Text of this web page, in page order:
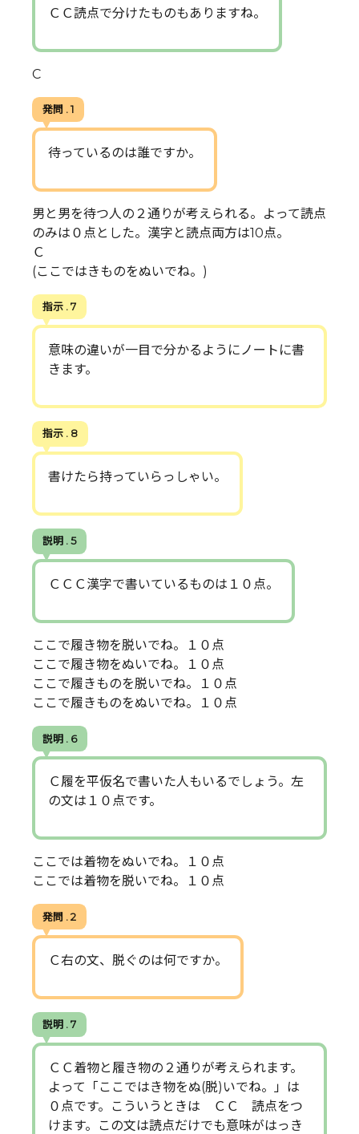
ＣＣ読点で分けたものもありますね。
C
発問 . 1
待っているのは誰ですか。
男と男を待つ人の２通りが考えられる。よって読点
のみは０点とした。漢字と読点両方は10点。
Ｃ
(ここではきものをぬいでね。)
指示 . 7
意味の違いが一目で分かるようにノートに書
きます。
指示 . 8
書けたら持っていらっしゃい。
説明 . 5
ＣＣＣ漢字で書いているものは１０点。
ここで履き物を脱いでね。１０点
ここで履き物をぬいでね。１０点
ここで履きものを脱いでね。１０点
ここで履きものをぬいでね。１０点
説明 . 6
Ｃ履を平仮名で書いた人もいるでしょう。左
の文は１０点です。
ここでは着物をぬいでね。１０点
ここでは着物を脱いでね。１０点
発問 . 2
Ｃ右の文、脱ぐのは何ですか。
説明 . 7
ＣＣ着物と履き物の２通りが考えられます。
よって「ここではき物をぬ(脱)いでね。」は
０点です。こういうときは ＣＣ 読点をつ
けます。この文は読点だけでも意味がはっき